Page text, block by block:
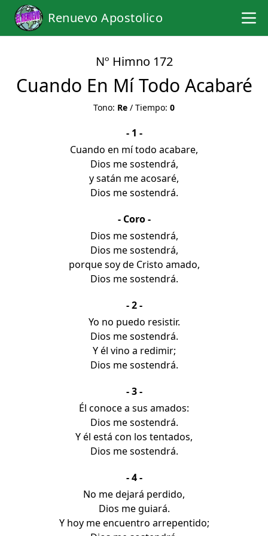
Renuevo Apostolico
Nº Himno 172
Cuando En Mí Todo Acabaré
Tono: Re / Tiempo: 0
- 1 -
Cuando en mí todo acabare,
Dios me sostendrá,
y satán me acosaré,
Dios me sostendrá.
- Coro -
Dios me sostendrá,
Dios me sostendrá,
porque soy de Cristo amado,
Dios me sostendrá.
- 2 -
Yo no puedo resistir.
Dios me sostendrá.
Y él vino a redimir;
Dios me sostendrá.
- 3 -
Él conoce a sus amados:
Dios me sostendrá.
Y él está con los tentados,
Dios me sostendrá.
- 4 -
No me dejará perdido,
Dios me guiará.
Y hoy me encuentro arrepentido;